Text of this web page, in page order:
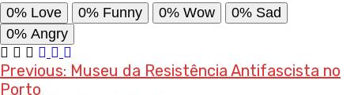
0% Love 0% Funny 0% Wow 0% Sad
0% Angry
Post
Previous: Museu da Resistência Antifascista no
Porto